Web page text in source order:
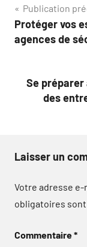
de
Publication
Protéger vos
agences de
Se
des
Laisser un
Votre adresse e-
obligatoires
Commentaire*